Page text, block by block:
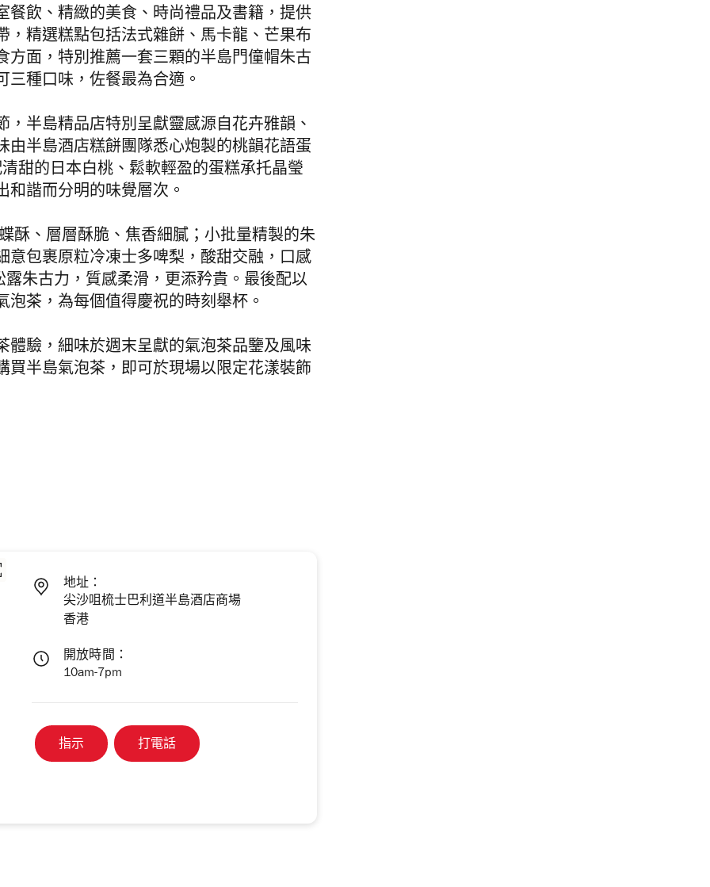
餐飲、精緻的美食、時尚禮品及書籍，提供
，精選糕點包括法式雜餅、馬卡龍、芒果布
方面，特別推薦一套三顆的半島門僮帽朱古
種口味，佐餐最為合適。
半島精品店特別呈獻靈感源自花卉雅韻、
由半島酒店糕餅團隊悉心炮製的桃韻花語蛋
甜的日本白桃、 鬆軟輕盈的蛋糕承托晶瑩
和諧而分明的味覺層次。
酥、層層酥脆、焦香細膩；小批量精製的朱
意包裹原粒冷凍士多啤梨，酸甜交融，口感
朱古力，質感柔滑，更添矜貴。最後配以
茶，為每個值得慶祝的時刻舉杯。
體驗，細味於週末呈獻的氣泡茶品鑒及風味
買半島氣泡茶，即可於現場以限定花漾裝飾
地址：
尖沙咀梳士巴利道半島酒店商場
香港
開放時間：
10am-7pm
指示 打電話